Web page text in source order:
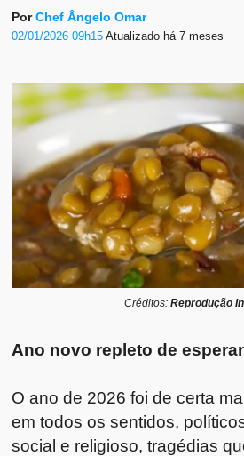
PorChef Ângelo Omar
02/01/2026 09h15Atualizado há 7 meses
Créditos: Reprodução
Ano novo repleto de
O ano de 2026 foi de certa
em todos os sentidos,
social e religioso, tragédias